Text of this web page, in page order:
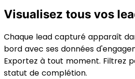
Visualisez tous vos
Chaque lead capturé apparaît
bord avec ses données
Exportez à tout moment. Filtrez
statut de complétion.